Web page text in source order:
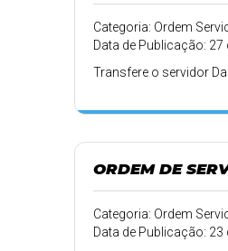
Categoria: Ordem
Data de Publicação: 27
Transfere o servidor
ORDEM DE
Categoria: Ordem
Data de Publicação: 23